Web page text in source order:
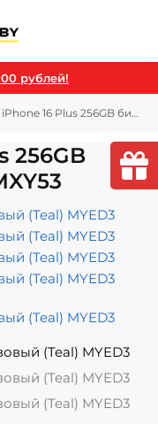
рублей!
16 Plus 256GB бирюзовый (Teal) MXY53
256GB